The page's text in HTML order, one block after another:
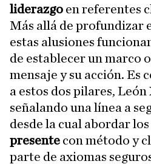
liderazgo en referentes
Más allá de profundizar
estas alusiones
de establecer un marco
mensaje y su acción. Es
a estos dos pilares,
señalando una línea a
desde la cual abordar los
presente con método y
parte de axiomas